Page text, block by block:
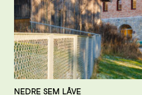
NEDRE SEM LÅVE